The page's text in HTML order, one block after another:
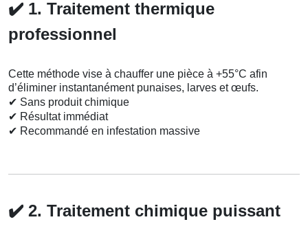
✔️ 1. Traitement thermique
professionnel
Cette méthode vise à chauffer une pièce à +55°C afin
d’éliminer instantanément punaises, larves et œufs.
✔ Sans produit chimique
✔ Résultat immédiat
✔ Recommandé en infestation massive
✔️ 2. Traitement chimique puissant